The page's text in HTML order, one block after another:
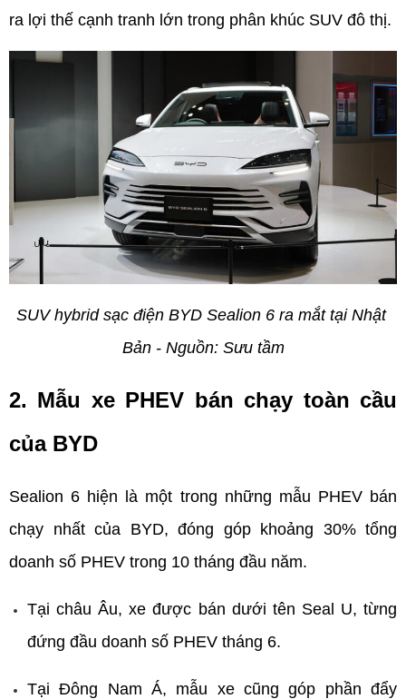
ra lợi thế cạnh tranh lớn trong phân khúc SUV đô thị.
SUV hybrid sạc điện BYD Sealion 6 ra mắt tại Nhật
Bản - Nguồn: Sưu tầm
2. Mẫu xe PHEV bán chạy toàn cầu
của BYD
Sealion 6 hiện là một trong những mẫu PHEV bán
chạy nhất của BYD, đóng góp khoảng 30% tổng
doanh số PHEV trong 10 tháng đầu năm.
Tại châu Âu, xe được bán dưới tên Seal U, từng
đứng đầu doanh số PHEV tháng 6.
Tại Đông Nam Á, mẫu xe cũng góp phần đẩy